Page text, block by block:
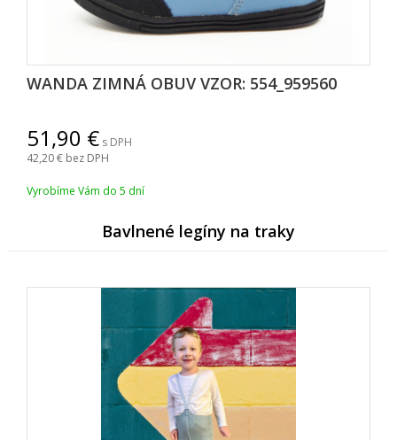
WANDA ZIMNÁ OBUV VZOR: 554_959560
51,90
s DPH
42,20 bez DPH
Vyrobíme Vám do 5 dní
Bavlnené legíny na traky